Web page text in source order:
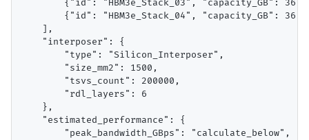
{"id": "HBM3e_Stack_03", "capacity_GB":
{"id": "HBM3e_Stack_04", "capacity_GB":
    ],
    "interposer": {
        "type": "Silicon_Interposer",
        "size_mm2": 1500,
        "tsvs_count": 200000,
        "rdl_layers": 6
    },
    "estimated_performance": {
        "peak_bandwidth_GBps": "calculate_below",